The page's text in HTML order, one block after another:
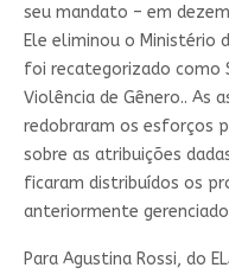
seu mandato – em
Ele eliminou o Ministério
foi recategorizado como
Violência de Gênero.. As
redobraram os esforços
sobre as atribuições
ficaram distribuídos os
anteriormente
Para Agustina Rossi, do